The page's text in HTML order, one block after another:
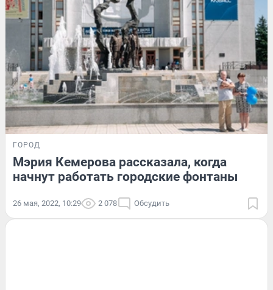
ГОРОД
Мэрия Кемерова рассказала, когда
начнут работать городские фонтаны
26 мая, 2022, 10:29 2 078 Обсудить